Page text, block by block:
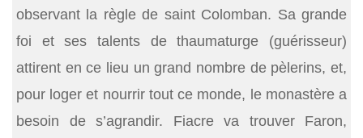
observant la règle de saint Colomban. Sa grande
foi et ses talents de thaumaturge (guérisseur)
attirent en ce lieu un grand nombre de pèlerins, et,
pour loger et nourrir tout ce monde, le monastère a
besoin de s’agrandir. Fiacre va trouver Faron,